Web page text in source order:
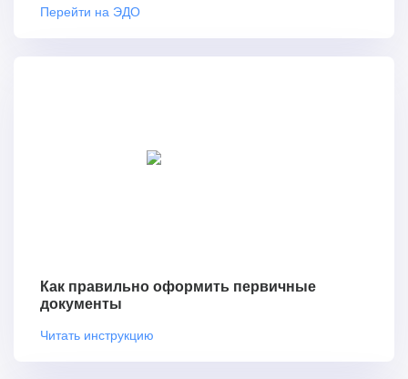
Перейти на ЭДО
Как правильно оформить первичные
документы
Читать инструкцию